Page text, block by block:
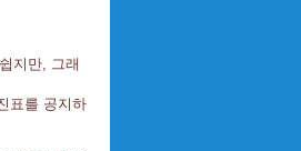
지만, 그래
표를 공지하